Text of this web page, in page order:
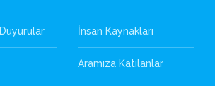
İnsan Kaynakları
Aramıza Katılanlar